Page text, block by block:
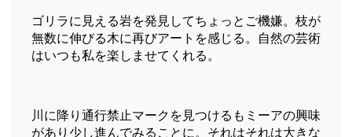
ゴリラに見える岩を発見してちょっとご機嫌。枝が
無数に伸びる木に再びアートを感じる。自然の芸術
はいつも私を楽しませてくれる。
川に降り通行禁止マークを見つけるもミーアの興味
があり少し進んでみることに。それはそれは大きな